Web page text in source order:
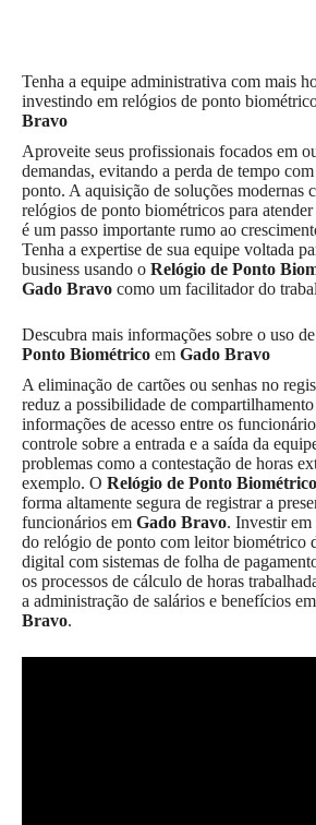
Tenha a equipe administrativa com mais
investindo em relógios de ponto
Bravo
Aproveite seus profissionais focados em
demandas, evitando a perda de tempo
ponto. A aquisição de soluções modernas
relógios de ponto biométricos para atender
é um passo importante rumo ao
Tenha a expertise de sua equipe voltada
business usando o Relógio de Ponto
Gado Bravo como um facilitador do
Descubra mais informações sobre o uso de
Ponto Biométrico em Gado Bravo
A eliminação de cartões ou senhas no
reduz a possibilidade de
informações de acesso entre os
controle sobre a entrada e a saída da
problemas como a contestação de horas
exemplo. O Relógio de Ponto Biométrico
forma altamente segura de registrar a
funcionários em Gado Bravo. Investir em
do relógio de ponto com leitor biométrico
digital com sistemas de folha de
os processos de cálculo de horas
a administração de salários e benefícios em
Bravo.